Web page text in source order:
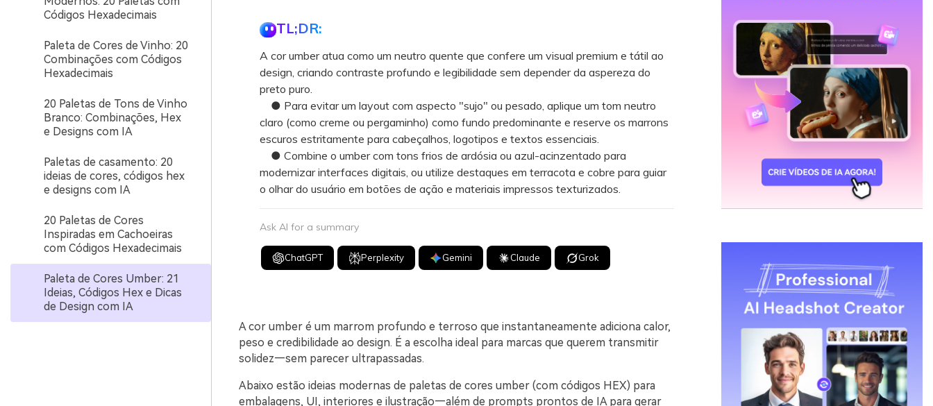
Códigos Hexadecimais
Paleta de Cores de Vinho: 20
Combinações com Códigos
Hexadecimais
20 Paletas de Tons de Vinho
Branco: Combinações, Hex
e Designs com IA
Paletas de casamento: 20
ideias de cores, códigos hex
e designs com IA
20 Paletas de Cores
Inspiradas em Cachoeiras
com Códigos Hexadecimais
Paleta de Cores Umber: 21
Ideias, Códigos Hex e Dicas
de Design com IA
TL;DR:
A cor umber atua como um neutro quente que confere um visual premium e tátil ao
design, criando contraste profundo e legibilidade sem depender da aspereza do
preto puro.
● Para evitar um layout com aspecto "sujo" ou pesado, aplique um tom neutro
claro (como creme ou pergaminho) como fundo predominante e reserve os marrons
escuros estritamente para cabeçalhos, logotipos e textos essenciais.
● Combine o umber com tons frios de ardósia ou azul-acinzentado para
modernizar interfaces digitais, ou utilize destaques em terracota e cobre para guiar
o olhar do usuário em botões de ação e materiais impressos texturizados.
Ask AI for a summary
ChatGPT Perplexity Gemini Claude Grok
A cor umber é um marrom profundo e terroso que instantaneamente adiciona calor,
peso e credibilidade ao design. É a escolha ideal para marcas que querem transmitir
solidez—sem parecer ultrapassadas.
Abaixo estão ideias modernas de paletas de cores umber (com códigos HEX) para
embalagens, UI, interiores e ilustração—além de prompts prontos de IA para gerar